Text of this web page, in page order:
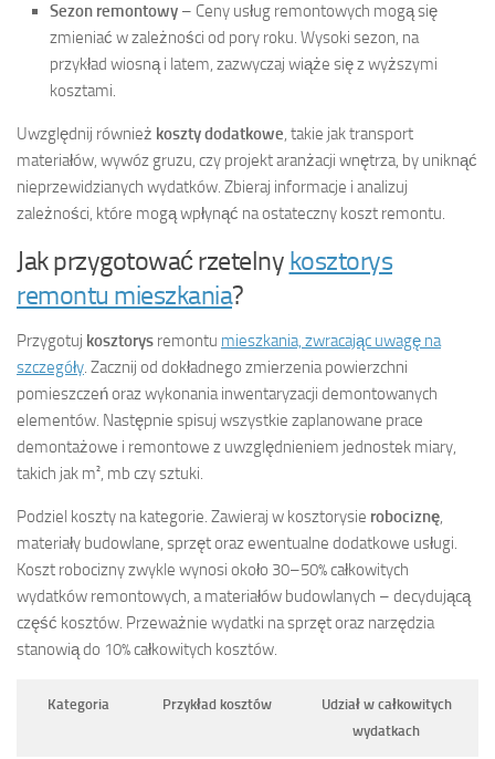
Sezon remontowy – Ceny usług remontowych mogą się
zmieniać w zależności od pory roku. Wysoki sezon, na
przykład wiosną i latem, zazwyczaj wiąże się z wyższymi
kosztami.
Uwzględnij również koszty dodatkowe, takie jak transport
materiałów, wywóz gruzu, czy projekt aranżacji wnętrza, by uniknąć
nieprzewidzianych wydatków. Zbieraj informacje i analizuj
zależności, które mogą wpłynąć na ostateczny koszt remontu.
Jak przygotować rzetelny kosztorys
remontu mieszkania?
Przygotuj kosztorys remontu mieszkania, zwracając uwagę na
szczegóły. Zacznij od dokładnego zmierzenia powierzchni
pomieszczeń oraz wykonania inwentaryzacji demontowanych
elementów. Następnie spisuj wszystkie zaplanowane prace
demontażowe i remontowe z uwzględnieniem jednostek miary,
takich jak m², mb czy sztuki.
Podziel koszty na kategorie. Zawieraj w kosztorysie robociznę,
materiały budowlane, sprzęt oraz ewentualne dodatkowe usługi.
Koszt robocizny zwykle wynosi około 30–50% całkowitych
wydatków remontowych, a materiałów budowlanych – decydującą
część kosztów. Przeważnie wydatki na sprzęt oraz narzędzia
stanowią do 10% całkowitych kosztów.
Kategoria Przykład kosztów
Udział w całkowitych
wydatkach